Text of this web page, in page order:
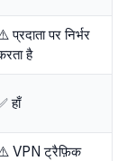
प्रदाता पर निर्भर
है
हाँ
VPN ट्रैफ़िक